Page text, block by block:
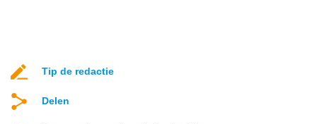
Tip de redactie
Delen